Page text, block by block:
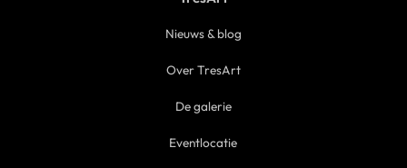
Nieuws & blog
Over TresArt
De galerie
Eventlocatie